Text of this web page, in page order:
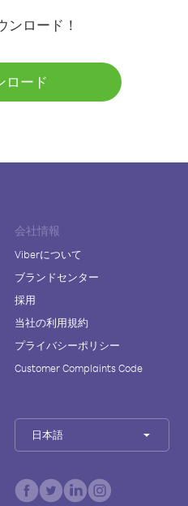
ンロード！
ロード
会社情報
Viberについて
ブランドセンター
採用
当社の利用規約
プライバシーポリシー
Customer Complaints Code
日本語